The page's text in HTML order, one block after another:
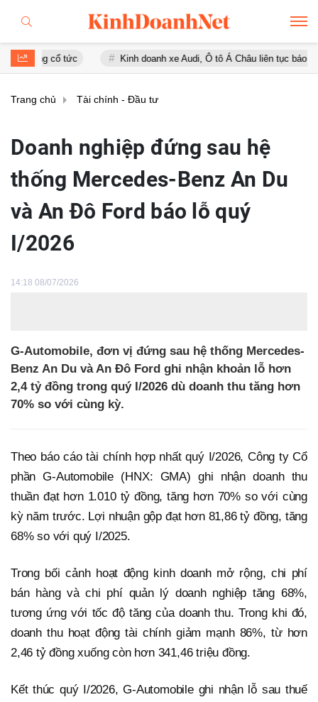
tức Kinh doanh xe Audi, Ô tô Á Châu liên tục báo lỗ
Trang chủ Tài chính - Đầu tư
Doanh nghiệp đứng sau hệ
thống Mercedes-Benz An Du
và An Đô Ford báo lỗ quý
I/2026
14:18 08/07/2026
G-Automobile, đơn vị đứng sau hệ thống Mercedes-
Benz An Du và An Đô Ford ghi nhận khoản lỗ hơn
2,4 tỷ đồng trong quý I/2026 dù doanh thu tăng hơn
70% so với cùng kỳ.
Theo báo cáo tài chính hợp nhất quý I/2026, Công ty Cổ
phần G-Automobile (HNX: GMA) ghi nhận doanh thu
thuần đạt hơn 1.010 tỷ đồng, tăng hơn 70% so với cùng
kỳ năm trước. Lợi nhuận gộp đạt hơn 81,86 tỷ đồng, tăng
68% so với quý I/2025.
Trong bối cảnh hoạt động kinh doanh mở rộng, chi phí
bán hàng và chi phí quản lý doanh nghiệp tăng 68%,
tương ứng với tốc độ tăng của doanh thu. Trong khi đó,
doanh thu hoạt động tài chính giảm mạnh 86%, từ hơn
2,46 tỷ đồng xuống còn hơn 341,46 triệu đồng.
Kết thúc quý I/2026, G-Automobile ghi nhận lỗ sau thuế